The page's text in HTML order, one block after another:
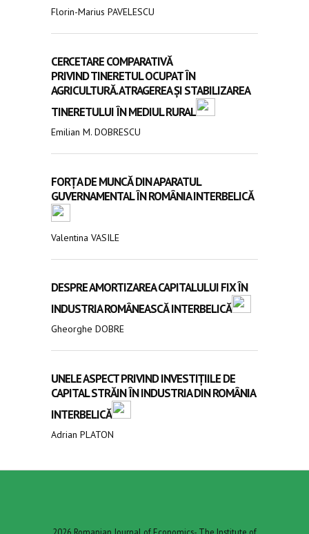
Florin-Marius PAVELESCU
CERCETARE COMPARATIVĂ
PRIVIND TINERETUL OCUPAT ÎN
AGRICULTURĂ. ATRAGEREA ȘI STABILIZAREA
TINERETULUI ÎN MEDIUL RURAL
Emilian M. DOBRESCU
FORȚA DE MUNCĂ DIN APARATUL
GUVERNAMENTAL ÎN ROMÂNIA INTERBELICĂ
Valentina VASILE
DESPRE AMORTIZAREA CAPITALULUI FIX ÎN
INDUSTRIA ROMÂNEASCĂ INTERBELICĂ
Gheorghe DOBRE
UNELE ASPECT PRIVIND INVESTIȚIILE DE
CAPITAL STRĂIN ÎN INDUSTRIA DIN ROMÂNIA
INTERBELICĂ
Adrian PLATON